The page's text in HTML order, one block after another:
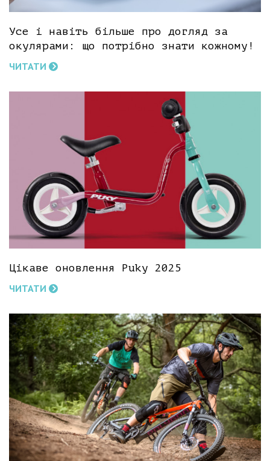
Усе і навіть більше про догляд за
окулярами: що потрібно знати кожному!
ЧИТАТИ
Цікаве оновлення Puky 2025
ЧИТАТИ